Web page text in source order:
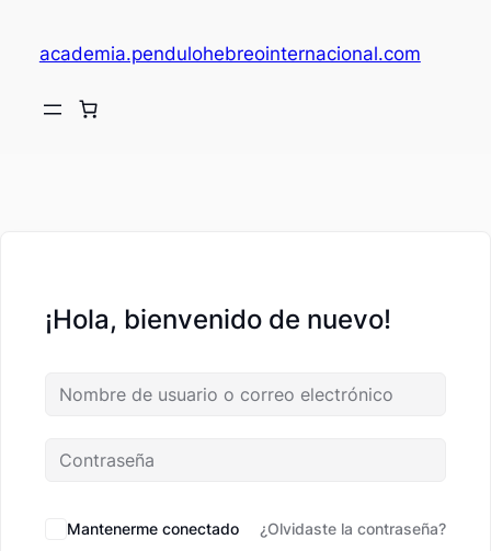
academia.pendulohebreointernacional.com
¡Hola, bienvenido de nuevo!
Mantenerme conectado ¿Olvidaste la contraseña?